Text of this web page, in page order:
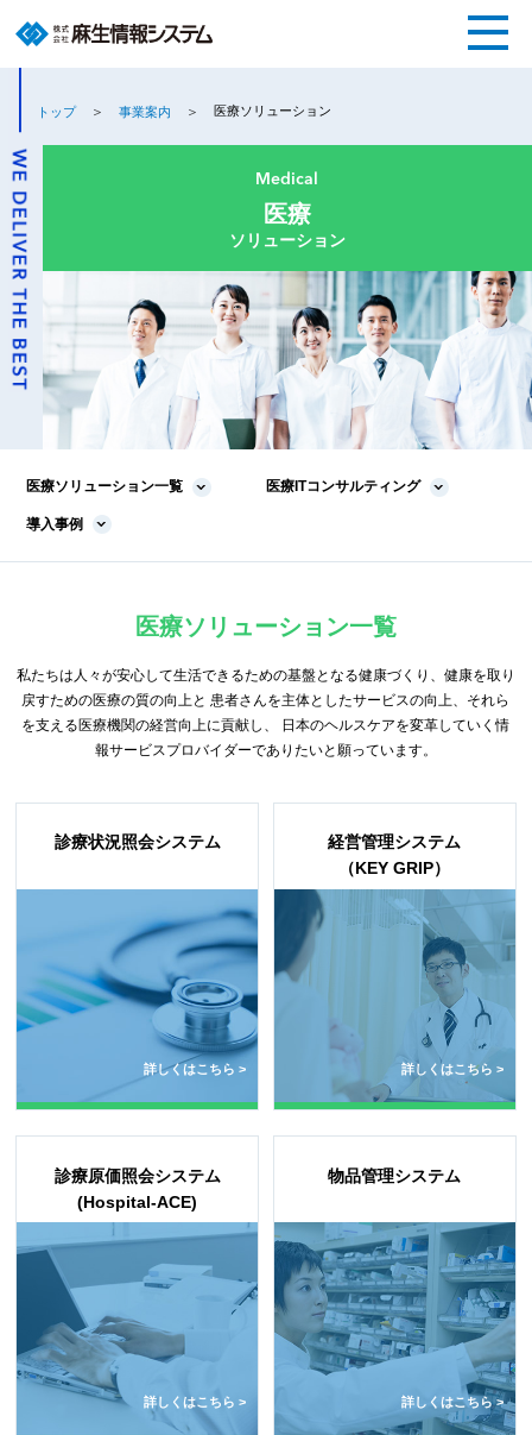
トップ 事業案内 医療ソリューション
Medical
医療
ソリューション
医療ソリューション一覧 医療ITコンサルティング
導入事例
医療ソリューション一覧
私たちは人々が安心して生活できるための基盤となる健康づくり、健康を取り
戻すための医療の質の向上と 患者さんを主体としたサービスの向上、それら
を支える医療機関の経営向上に貢献し、
日本のヘルスケアを変革していく情
報サービスプロバイダーでありたいと願っています。
診療状況照会システム
詳しくはこちら >
経営管理システム
（KEY GRIP）
詳しくはこちら >
診療原価照会システム
(Hospital-ACE)
詳しくはこちら >
物品管理システム
詳しくはこちら >